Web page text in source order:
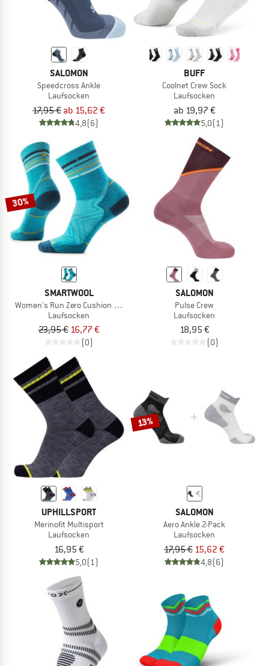
SALOMON
Speedcross Ankle
Laufsocken
17,95 € ab 15,62 €
4,8(6)
BUFF
Coolnet Crew Sock
Laufsocken
ab 19,97 €
5,0(1)
30%
SMARTWOOL
Women's Run Zero Cushion Mid Crew
Laufsocken
23,95 € 16,77 €
(0)
SALOMON
Pulse Crew
Laufsocken
18,95 €
(0)
UPHILLSPORT
Merinofit Multisport
Laufsocken
16,95 €
5,0(1)
13%
SALOMON
Aero Ankle 2-Pack
Laufsocken
17,95 € 15,62 €
4,8(6)